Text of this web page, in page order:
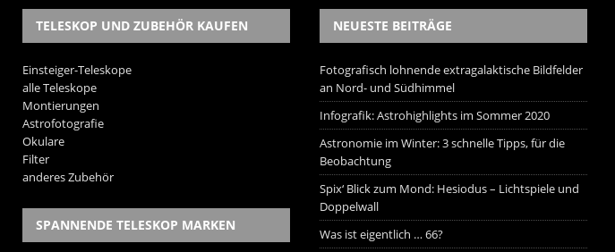
TELESKOP UND ZUBEHÖR KAUFEN
Einsteiger-Teleskope
alle Teleskope
Montierungen
Astrofotografie
Okulare
Filter
anderes Zubehör
SPANNENDE TELESKOP MARKEN
NEUESTE BEITRÄGE
Fotografisch lohnende extragalaktische Bildfelder
an Nord- und Südhimmel
Infografik: Astrohighlights im Sommer 2020
Astronomie im Winter: 3 schnelle Tipps, für die
Beobachtung
Spix‘ Blick zum Mond: Hesiodus – Lichtspiele und
Doppelwall
Was ist eigentlich … 66?